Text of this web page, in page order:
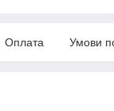
Оплата Умови